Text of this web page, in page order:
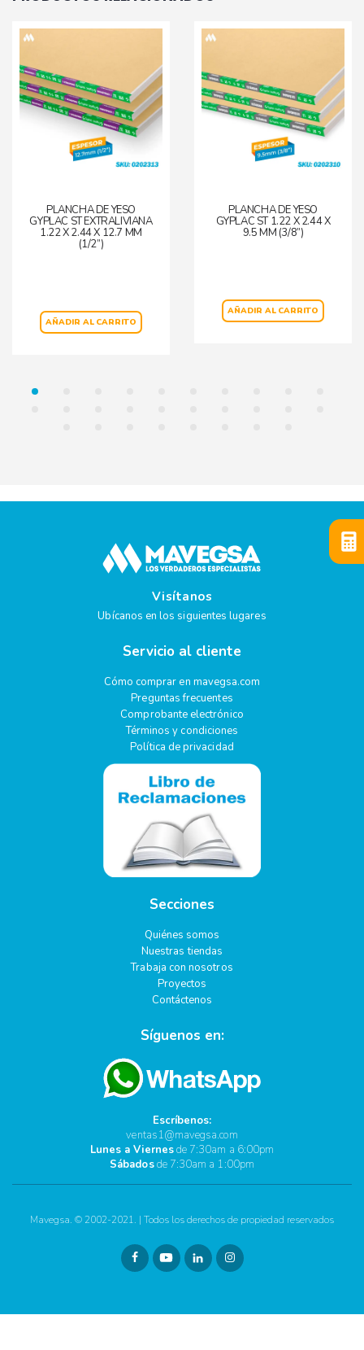
PLANCHA DE YESO
GYPLAC ST EXTRALIVIANA
1.22 X 2.44 X 12.7 MM
(1/2”)
AÑADIR AL CARRITO
PLANCHA DE YESO
GYPLAC ST 1.22 X 2.44 X
9.5 MM (3/8”)
AÑADIR AL CARRITO
Visítanos
Ubícanos en los siguientes lugares
Servicio al cliente
Cómo comprar en mavegsa.com
Preguntas frecuentes
Comprobante electrónico
Términos y condiciones
Política de privacidad
Secciones
Quiénes somos
Nuestras tiendas
Trabaja con nosotros
Proyectos
Contáctenos
Síguenos en:
Escríbenos:
ventas1@mavegsa.com
Lunes a Viernesde 7:30am a 6:00pm
Sábadosde 7:30am a 1:00pm
Mavegsa. © 2002-2021. | Todos los derechos de propiedad reservados